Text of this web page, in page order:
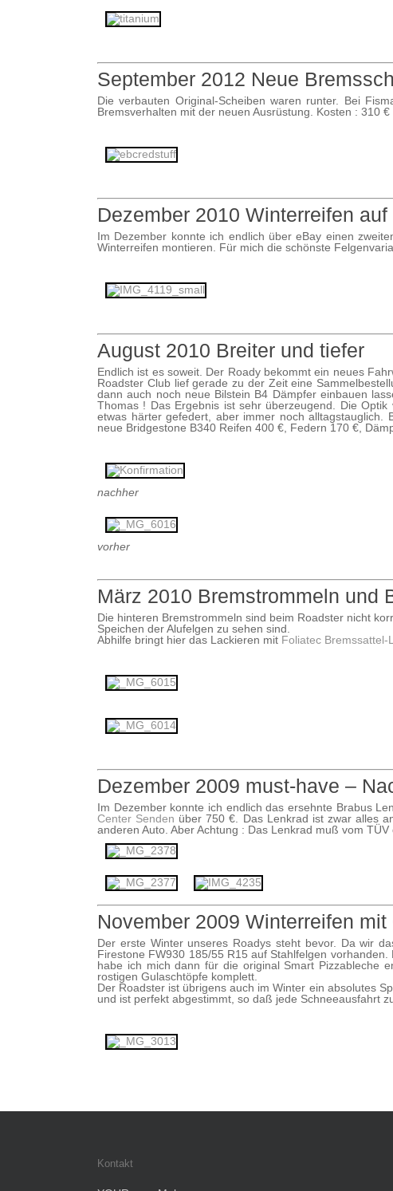
September 2012 Neue
Die verbauten Original-Scheiben waren runter. Bei
Bremsverhalten mit der neuen Ausrüstung. Kosten : 310 €
Dezember 2010 Winterreifen
Im Dezember konnte ich endlich über eBay einen
Winterreifen montieren. Für mich die schönste
August 2010 Breiter und tiefer
Endlich ist es soweit. Der Roady bekommt ein neues
Roadster Club lief gerade zu der Zeit eine
dann auch noch neue Bilstein B4 Dämpfer einbauen
Thomas ! Das Ergebnis ist sehr überzeugend. Die
etwas härter gefedert, aber immer noch alltagstauglich.
neue Bridgestone B340 Reifen 400 €, Federn 170 €,
nachher
vorher
März 2010 Bremstrommeln und
Die hinteren Bremstrommeln sind beim Roadster nicht
Speichen der Alufelgen zu sehen sind.
Abhilfe bringt hier das Lackieren mit Foliatec Bremssattel-
Dezember 2009 must-have –
Im Dezember konnte ich endlich das ersehnte Brabus
Center Senden über 750 €. Das Lenkrad ist zwar alles
anderen Auto. Aber Achtung : Das Lenkrad muß vom
November 2009 Winterreifen
Der erste Winter unseres Roadys steht bevor. Da wir
Firestone FW930 185/55 R15 auf Stahlfelgen
habe ich mich dann für die original Smart Pizzableche
rostigen Gulaschtöpfe komplett.
Der Roadster ist übrigens auch im Winter ein absolutes
und ist perfekt abgestimmt, so daß jede Schneeausfahrt
Kontakt